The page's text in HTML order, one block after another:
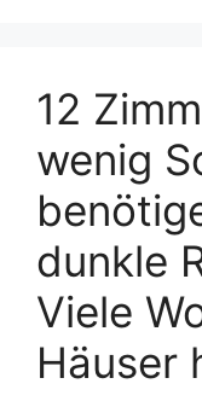
12
wenig
dunkle
Viele
Häuser